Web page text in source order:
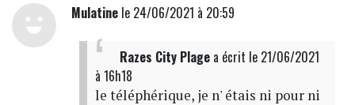
Mulatinele 24/06/2021 à 20:59
Razes City Plagea écrit le 21/06/2021
à 16h18
le téléphérique, je n' étais ni pour ni